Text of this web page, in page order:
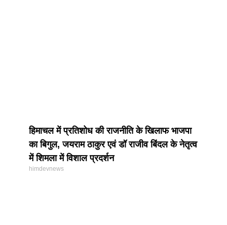
हिमाचल में प्रतिशोध की राजनीति के खिलाफ भाजपा
का बिगुल, जयराम ठाकुर एवं डॉ राजीव बिंदल के नेतृत्व
में शिमला में विशाल प्रदर्शन
himdevnews